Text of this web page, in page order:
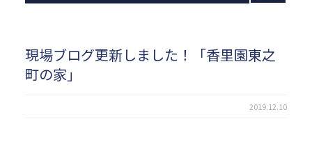
現場ブログ更新しました！「香里園東之
町の家」
2019.12.10